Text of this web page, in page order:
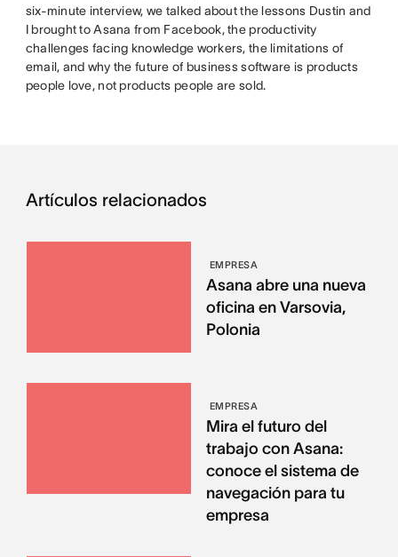
six-minute interview, we talked about the lessons Dustin and
I brought to Asana from Facebook, the productivity
challenges facing knowledge workers, the limitations of
email, and why the future of business software is products
people love, not products people are sold.
Artículos relacionados
EMPRESA
Asana abre una nueva
oficina en Varsovia,
Polonia
EMPRESA
Mira el futuro del
trabajo con Asana:
conoce el sistema de
navegación para tu
empresa